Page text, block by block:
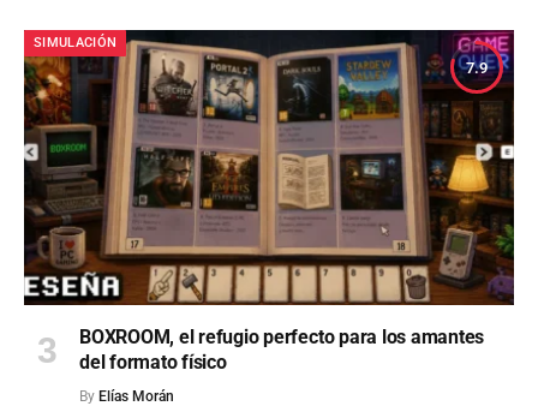
7.9
SIMULACIÓN
BOXROOM, el refugio perfecto para los amantes
del formato físico
By Elías Morán